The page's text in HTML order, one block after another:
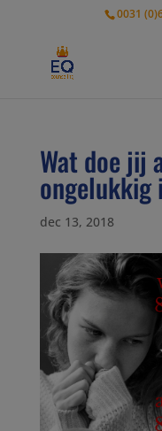
0031
Wat doe jij
ongelukkig
dec 13, 2018